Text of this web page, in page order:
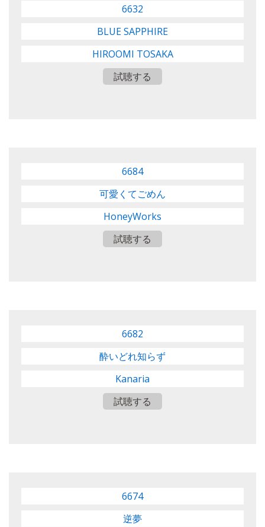
6632
BLUE SAPPHIRE
HIROOMI TOSAKA
試聴する
6684
可愛くてごめん
HoneyWorks
試聴する
6682
酔いどれ知らず
Kanaria
試聴する
6674
逆夢